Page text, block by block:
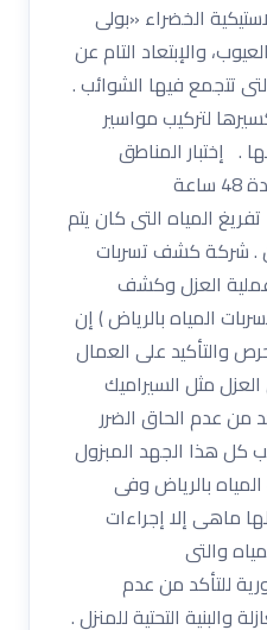
الخضراء «بولى
والإبتعاد التام عن
تتجمع فيها الشوائب .
لتركيب مواسير
. إختبار المناطق
المعزولة بترك الماء بها لمدة 48 ساعة
المياه التى كان يتم
. شركة كشف تسربات
عملية العزل وكشف
المياه بالرياض ) إن
والتأكيد على العمال
العزل مثل السيراميك
من عدم الحاق الضرر
كل هذا الجهد المبزول
بالرياض وفى
ماهى إلا إجراءات
والتى
للتأكد من عدم
والبنية التحتية للمنزل .